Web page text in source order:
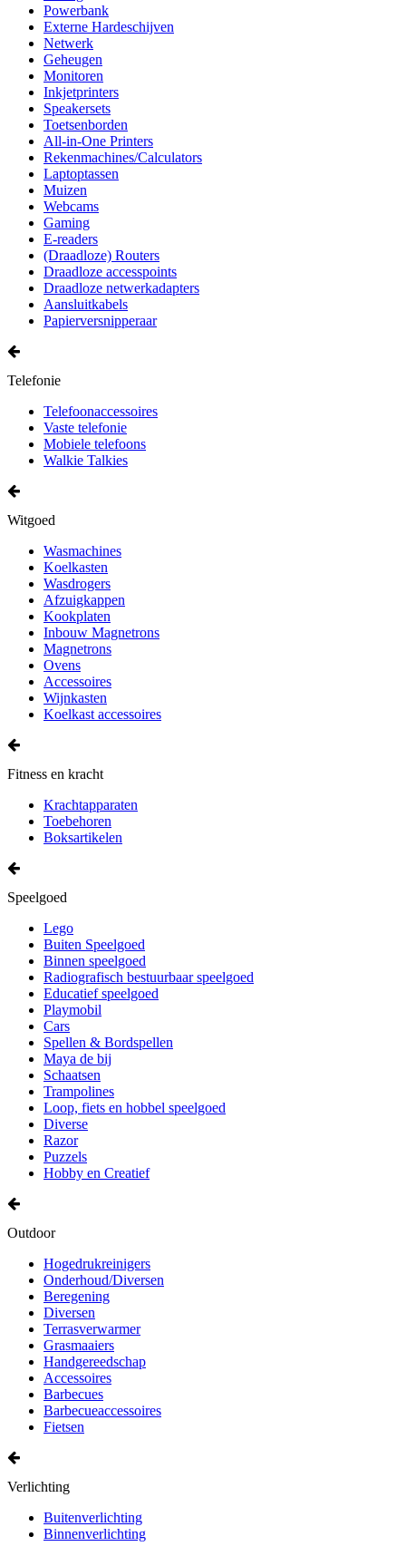
Powerbank
Externe Hardeschijven
Netwerk
Geheugen
Monitoren
Inkjetprinters
Speakersets
Toetsenborden
All-in-One Printers
Rekenmachines/Calculators
Laptoptassen
Muizen
Webcams
Gaming
E-readers
(Draadloze) Routers
Draadloze accesspoints
Draadloze netwerkadapters
Aansluitkabels
Papierversnipperaar
Telefonie
Telefoonaccessoires
Vaste telefonie
Mobiele telefoons
Walkie Talkies
Witgoed
Wasmachines
Koelkasten
Wasdrogers
Afzuigkappen
Kookplaten
Inbouw Magnetrons
Magnetrons
Ovens
Accessoires
Wijnkasten
Koelkast accessoires
Fitness en kracht
Krachtapparaten
Toebehoren
Boksartikelen
Speelgoed
Lego
Buiten Speelgoed
Binnen speelgoed
Radiografisch bestuurbaar speelgoed
Educatief speelgoed
Playmobil
Cars
Spellen & Bordspellen
Maya de bij
Schaatsen
Trampolines
Loop, fiets en hobbel speelgoed
Diverse
Razor
Puzzels
Hobby en Creatief
Outdoor
Hogedrukreinigers
Onderhoud/Diversen
Beregening
Diversen
Terrasverwarmer
Grasmaaiers
Handgereedschap
Accessoires
Barbecues
Barbecueaccessoires
Fietsen
Verlichting
Buitenverlichting
Binnenverlichting